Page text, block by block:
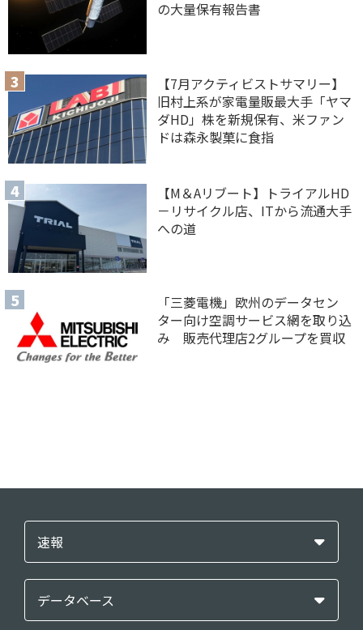
の大量保有報告書
【7月アクティビストサマリー】
旧村上系が家電量販最大手「ヤマ
ダHD」株を新規保有、米ファン
ドは森永製菓に食指
【M＆Aリブート】トライアルHD
－リサイクル店、ITから流通大手
への道
「三菱電機」欧州のデータセン
ター向け空調サービス網を取り込
み 販売代理店2グループを買収
速報
データベース